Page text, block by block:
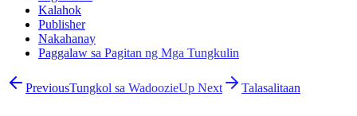
Kalahok
Publisher
Nakahanay
Paggalaw sa Pagitan ng Mga Tungkulin
PreviousTungkol sa WadoozieUp Next Talasalitaan